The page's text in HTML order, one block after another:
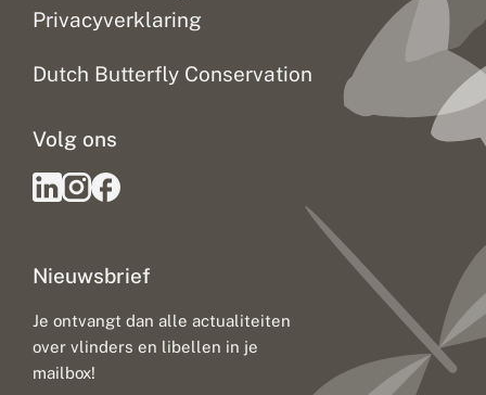
Privacyverklaring
Dutch Butterfly Conservation
Nieuwsbrief
Je ontvangt dan alle actualiteiten
over vlinders en libellen in je
mailbox!
Volg ons